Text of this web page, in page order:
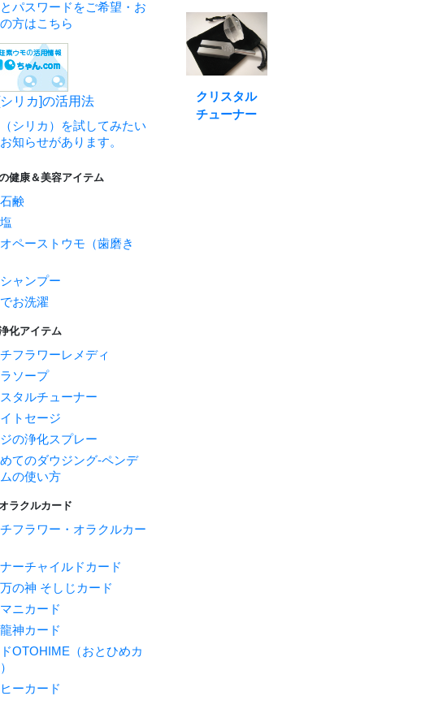
パスワードをご希望・お
方はこちら
リカ]の活用法
シリカ）を試してみたい
知らせがあります。
健康＆美容アイテム
鹸
ペーストウモ（歯磨き
ャンプー
お洗濯
化アイテム
フラワーレメディ
ソープ
タルチューナー
トセージ
の浄化スプレー
てのダウジング-ペンデ
の使い方
ラクルカード
フラワー・オラクルカー
ーチャイルドカード
の神 そしじカード
ニカード
神カード
OTOHIME（おとひめカ
ーカード
クリスタル
チューナー